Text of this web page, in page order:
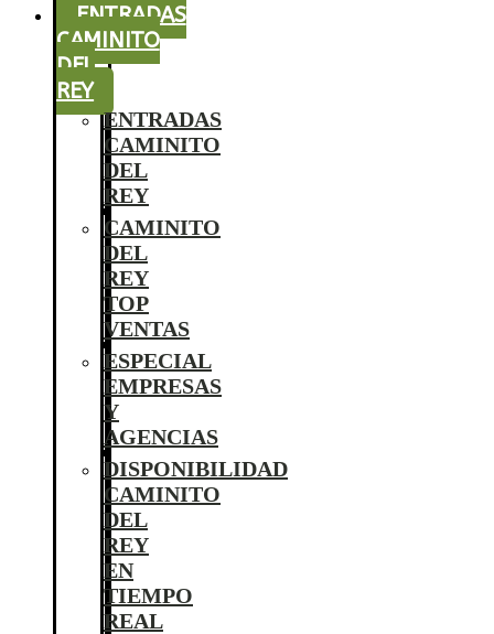
ENTRADAS
CAMINITO
DEL
REY
ENTRADAS
CAMINITO
DEL
REY
CAMINITO
DEL
REY
TOP
VENTAS
ESPECIAL
EMPRESAS
Y
AGENCIAS
DISPONIBILIDAD
CAMINITO
DEL
REY
EN
TIEMPO
REAL